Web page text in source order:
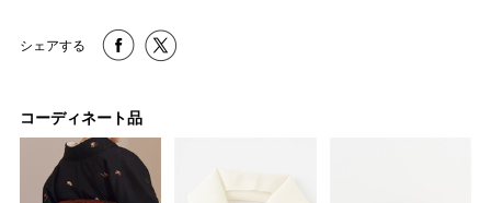
シェアする
コーディネート品